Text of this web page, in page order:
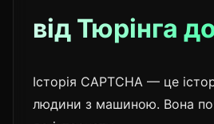
від Тюрінга
Історія CAPTCHA — це
людини з машиною. Вона